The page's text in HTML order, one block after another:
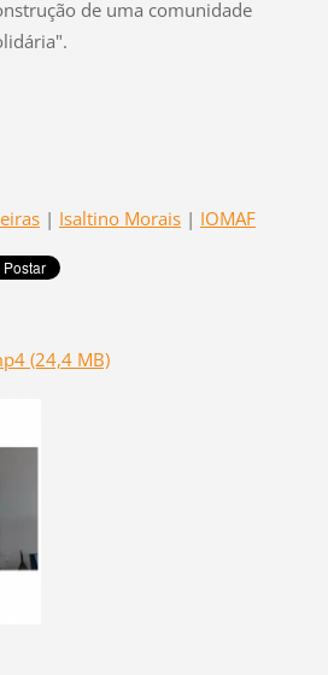
de uma comunidade
| Isaltino Morais | IOMAF
(24,4 MB)